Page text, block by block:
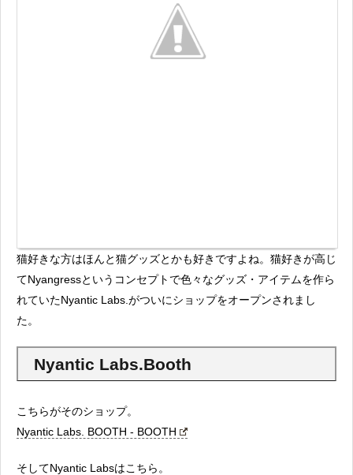
猫好きな方はほんと猫グッズとかも好きですよね。猫好きが高じ
てNyangressというコンセプトで色々なグッズ・アイテムを作ら
れていたNyantic Labs.がついにショップをオープンされまし
た。
Nyantic Labs.Booth
こちらがそのショップ。
Nyantic Labs. BOOTH - BOOTH
そしてNyantic Labsはこちら。